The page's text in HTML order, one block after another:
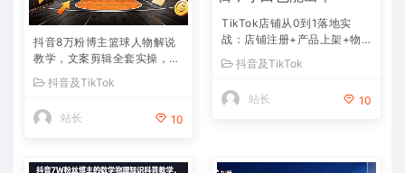
抖音8万粉博主篮球人物解说
教学，文案剪辑全套实操，玩
转伙伴计划精选单日收益破千
抖音及TikTok
站长 10
TikTok店铺从0到1落地实
战：店铺注册+产品上架+物
流回款+内容剪辑，小白也能
出单
抖音及TikTok
站长 10